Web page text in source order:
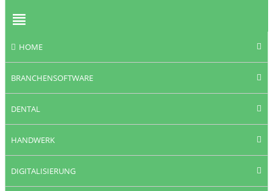
HOME
BRANCHENSOFTWARE
DENTAL
HANDWERK
DIGITALISIERUNG